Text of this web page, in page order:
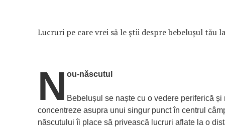
Lucruri pe care vrei să le știi despre bebelușul tău
N ou-născutul
Bebelușul se naște cu o vedere periferică și
concentreze asupra unui singur punct în centrul
născutului îi place să privească lucruri aflate la o